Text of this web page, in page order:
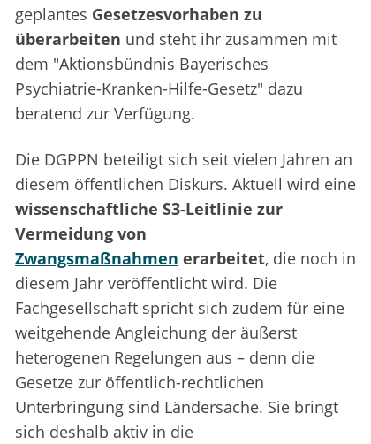
geplantes Gesetzesvorhaben zu
überarbeiten und steht ihr zusammen mit
dem "Aktionsbündnis Bayerisches
Psychiatrie-Kranken-Hilfe-Gesetz" dazu
beratend zur Verfügung.
Die DGPPN beteiligt sich seit vielen Jahren an
diesem öffentlichen Diskurs. Aktuell wird eine
wissenschaftliche S3-Leitlinie zur
Vermeidung von
Zwangsmaßnahmen erarbeitet, die noch in
diesem Jahr veröffentlicht wird. Die
Fachgesellschaft spricht sich zudem für eine
weitgehende Angleichung der äußerst
heterogenen Regelungen aus – denn die
Gesetze zur öffentlich-rechtlichen
Unterbringung sind Ländersache. Sie bringt
sich deshalb aktiv in die